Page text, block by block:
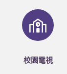
校園電視